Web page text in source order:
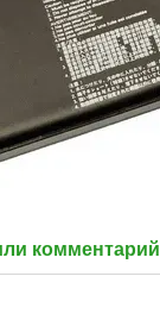
комментарий